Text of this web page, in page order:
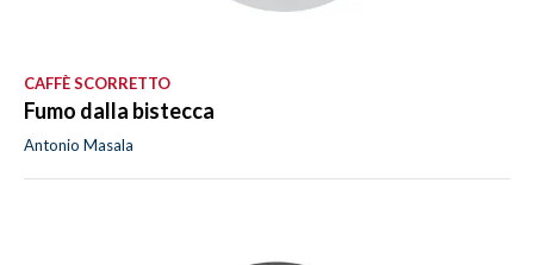
CAFFÈ SCORRETTO
Fumo dalla bistecca
Antonio Masala